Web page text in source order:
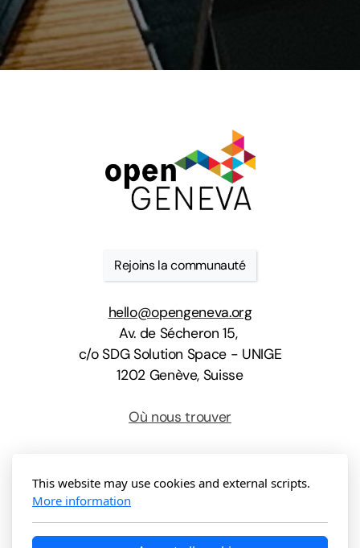
Rejoins la communauté
hello@opengeneva.org
Av. de Sécheron 15,
c/o SDG Solution Space - UNIGE
1202 Genève, Suisse
Où nous trouver
Copyright ©2024 Open Geneva, All Rights Reserved
This website may use cookies and external scripts.
More information